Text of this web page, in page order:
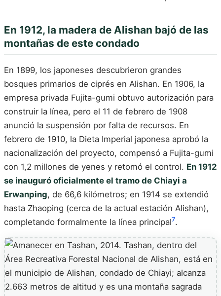
En 1912, la madera de Alishan bajó de las
montañas de este condado
En 1899, los japoneses descubrieron grandes
bosques primarios de ciprés en Alishan. En 1906, la
empresa privada Fujita-gumi obtuvo autorización para
construir la línea, pero el 11 de febrero de 1908
anunció la suspensión por falta de recursos. En
febrero de 1910, la Dieta Imperial japonesa aprobó la
nacionalización del proyecto, compensó a Fujita-gumi
con 1,2 millones de yenes y retomó el control. En 1912
se inauguró oficialmente el tramo de Chiayi a
Erwanping, de 66,6 kilómetros; en 1914 se extendió
hasta Zhaoping (cerca de la actual estación Alishan),
completando formalmente la línea principal7.